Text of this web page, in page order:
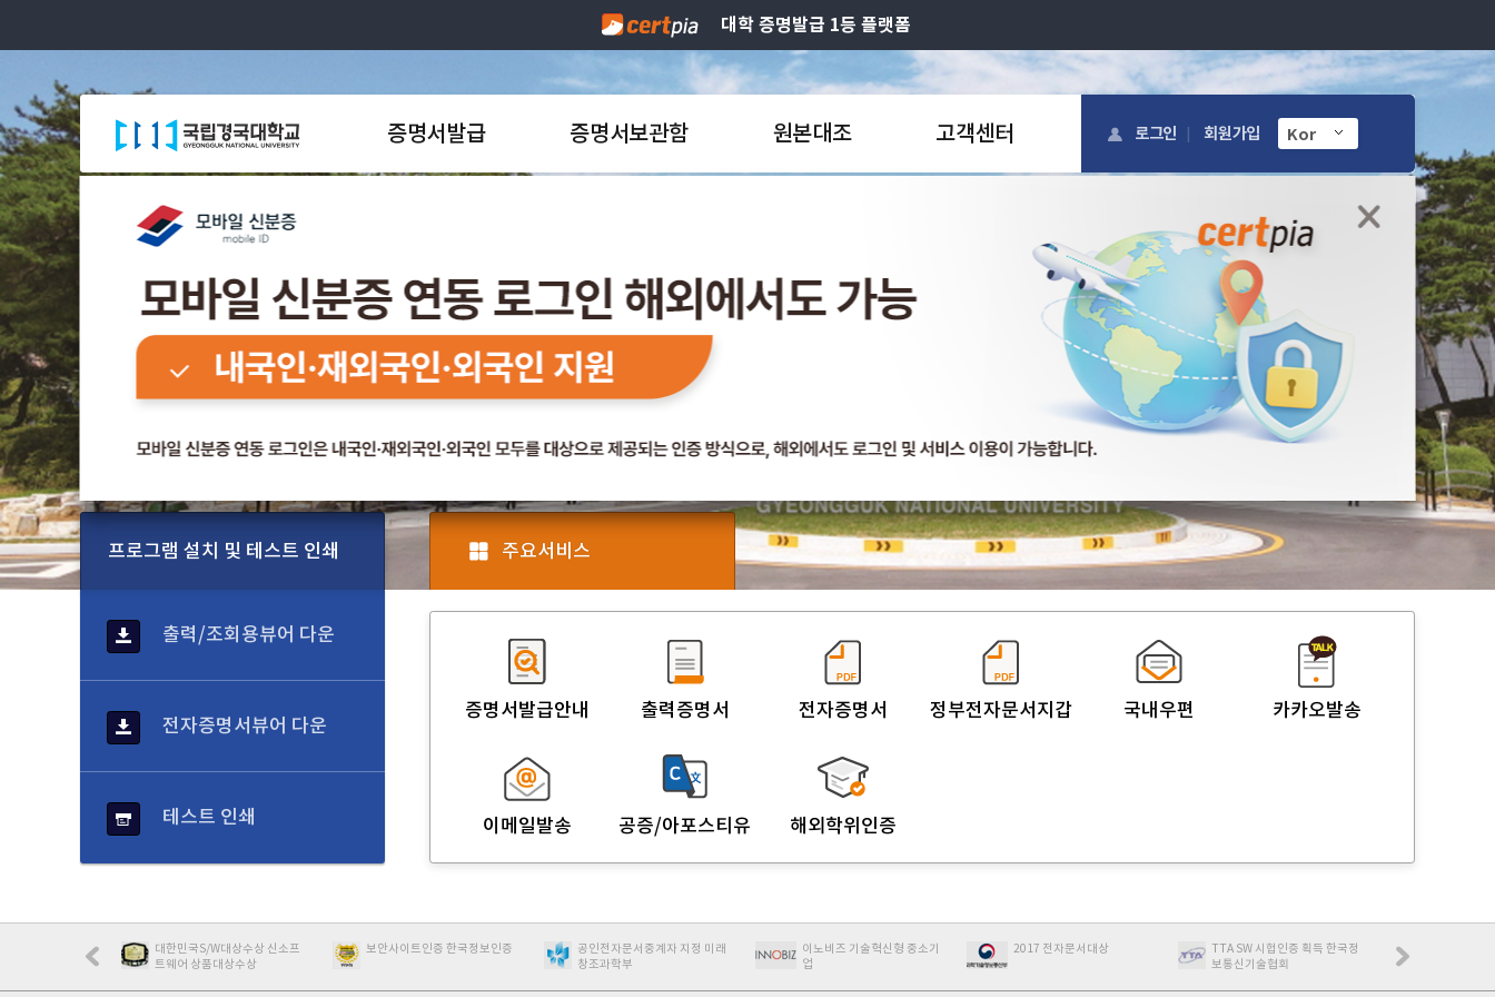
대학 증명발급 1등 플랫폼
증명서발급 증명서보관함 원본대조 고객센터 로그인 회원가입
공지사항
국립경국대학교 증명발...
교내 전기설비 안전점검에 따른 인트라넷 서비스
장애 안내로 아래 기간 동안 증명발급이 불...
2026-07-03
[공지] 보안장비 펌...
2026-04-20
국립경국대학교 증명발...
2026-02-12
프로그램 설치 및 테스트 인쇄
출력/조회용뷰어 다운
전자증명서뷰어 다운
테스트 인쇄
주요서비스
증명서발급안내 출력증명서 전자증명서 정부전자문서지갑 국내우편 카카오발송
이메일발송 공증/아포스티유 해외학위인증
품100대 우수특허
대한민국S/W대상수상 신소프
트웨어 상품대상수상
보안사이트인증 한국정보인증
공인전자문서중계자 지정 미래
창조과학부
이노비즈 기술혁신형 중소기
업
2017 전자문서대상
TTA SW 시헙인증 획득 한국정
보통신기술협회